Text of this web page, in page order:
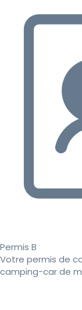
Permis B
Votre permis de
camping-car de